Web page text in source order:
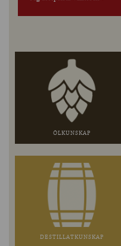
ÖLKUNSKAP
DESTILLATKUNSKAP